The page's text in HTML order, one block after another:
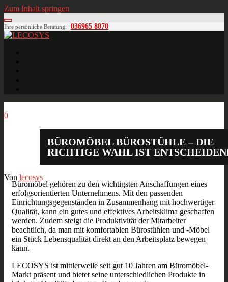
Zum Inhalt springen
Ihre persönliche Beratung: 036965 8070
0
BÜROMÖBEL BÜROSTÜHLE – DIE
RICHTIGE WAHL IST
Von lecosys
Büromöbel gehören zu den wichtigsten Anschaffungen eines
erfolgsorientierten Unternehmens. Mit den passenden
Einrichtungsgegenständen in Zusammenhang mit hochwertiger
Qualität, kann ein gutes und effektives Arbeitsklima geschaffen
werden. Zudem steigt die Produktivität der Mitarbeiter
beachtlich, da man mit komfortablen Bürostühlen und -Möbel
ein Stück Lebensqualität direkt an den Arbeitsplatz bewegen
kann.
LECOSYS ist mittlerweile seit gut 10 Jahren am Büromöbel-
Markt präsent und bietet seine unterschiedlichen Produkte in